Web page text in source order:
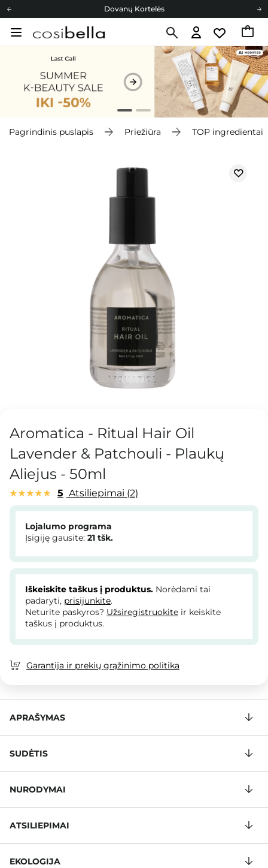
Dovanų Kortelės
Cosibella lojalumo programa
Dovanų Kortelės
Pagrindinis puslapis Priežiūra TOP ingredientai
Aromatica - Ritual Hair Oil
Lavender & Patchouli - Plaukų
Aliejus - 50ml
5 Atsiliepimai 2
Lojalumo programa
Įsigiję gausite: 21 tšk.
Iškeiskite taškus į produktus. Norėdami tai
padaryti, prisijunkite.
Neturite paskyros? Užsiregistruokite ir keiskite
taškus į produktus.
Garantija ir prekių grąžinimo politika
APRAŠYMAS
SUDĖTIS
NURODYMAI
ATSILIEPIMAI
EKOLOGIJA